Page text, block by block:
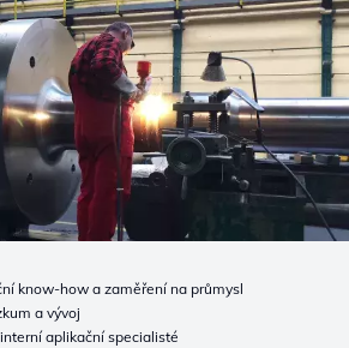
know-how a zaměření na průmysl
a vývoj
aplikační specialisté